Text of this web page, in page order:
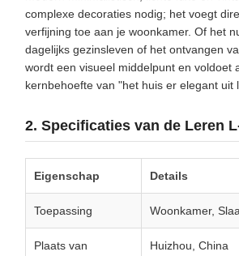
complexe decoraties nodig; het voegt
verfijning toe aan je woonkamer. Of het
dagelijks gezinsleven of het ontvangen
wordt een visueel middelpunt en voldoet
kernbehoefte van "het huis er elegant uit
2. Specificaties van de Leren
Eigenschap Details
Toepassing Woonkamer,
Plaats van
Huizhou, China